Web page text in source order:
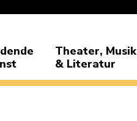
Theater, Musik
& Literatur